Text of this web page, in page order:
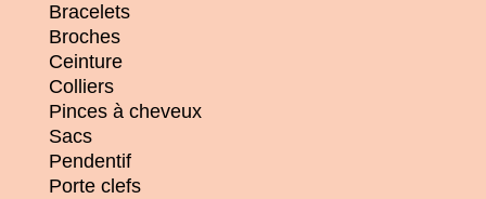
Bracelets
Broches
Ceinture
Colliers
Pinces à cheveux
Sacs
Pendentif
Porte clefs